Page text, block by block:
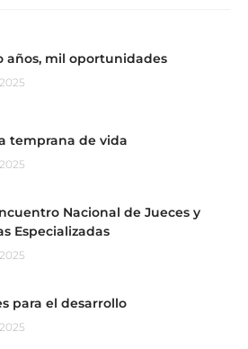
años, mil oportunidades
temprana de vida
Nacional de Jueces y
Especializadas
para el desarrollo